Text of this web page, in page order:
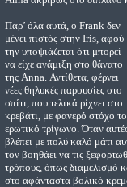
Παρ’ όλα αυτά, ο Frank δεν
μένει πιστός στην Iris, αφού
την υποψιάζεται ότι μπορεί
να είχε ανάμιξη στο θάνατο
της Anna. Αντίθετα, φέρνει
νέες θηλυκές παρουσίες στο
σπίτι, που τελικά ρίχνει στο
κρεβάτι, με φανερό στόχο το
ερωτικό τρίγωνο. Όταν
βλέπει με πολύ καλό μάτι
τον βοηθάει να τις
τρόπους, όπως διαμελισμό
στο αφάνταστα βολικό